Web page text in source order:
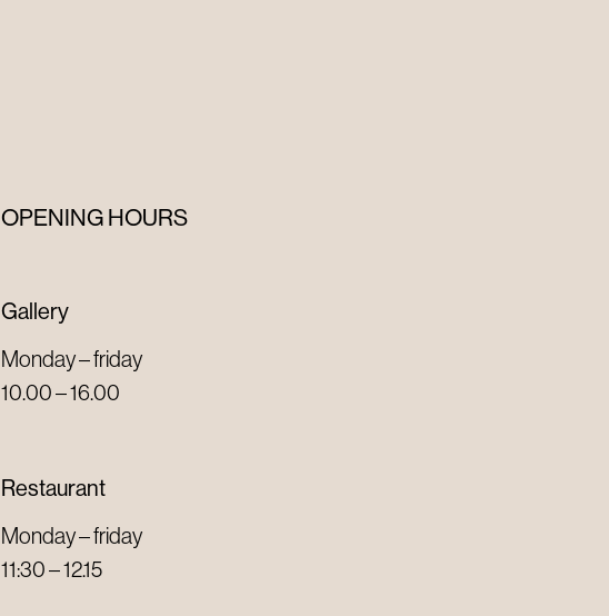
OPENING HOURS
Gallery
Monday – friday
10.00 – 16.00
Restaurant
Monday – friday
11:30 – 12.15